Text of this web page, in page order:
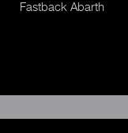
Fastback Abarth